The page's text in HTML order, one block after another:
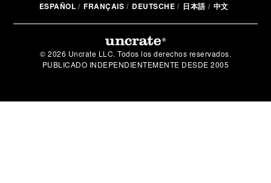
ESPAÑOL FRANÇAIS DEUTSCHE 日本語 中文
© 2026 Uncrate LLC. Todos los derechos reservados.
PUBLICADO INDEPENDIENTEMENTE DESDE 2005